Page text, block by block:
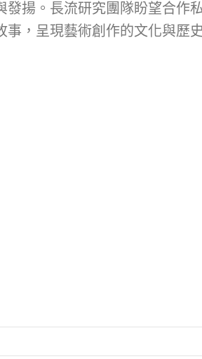
揚。長流研究團隊盼望合作
，呈現藝術創作的文化與歷